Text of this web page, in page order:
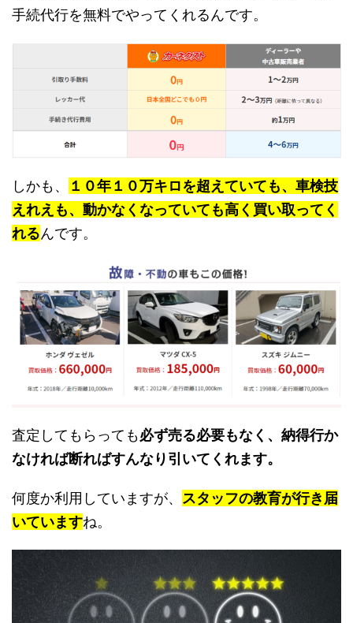
手続代行を無料でやってくれるんです。
しかも、
１０年１０万キロを超えていても、車検技
えれえも、動かなくなっていても高く買い取ってく
れるんです。
査定してもらっても必ず売る必要もなく、納得行か
なければ断ればすんなり引いてくれます。
何度か利用していますが、 スタッフの教育が行き届
いていますね。